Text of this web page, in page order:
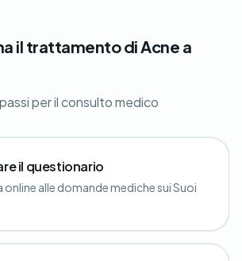
il trattamento di Acne a
per il consulto medico
il questionario
online alle domande mediche sui Suoi